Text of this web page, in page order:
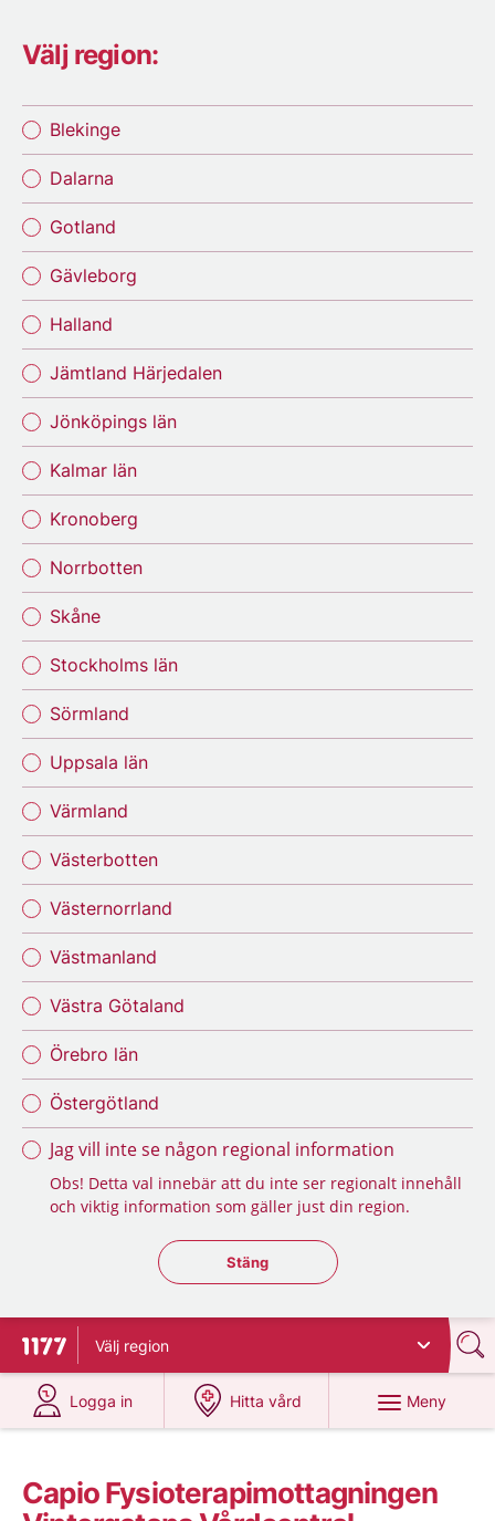
Välj region:
Blekinge
Dalarna
Gotland
Gävleborg
Halland
Jämtland Härjedalen
Jönköpings län
Kalmar län
Kronoberg
Norrbotten
Skåne
Stockholms län
Sörmland
Uppsala län
Värmland
Västerbotten
Västernorrland
Västmanland
Västra Götaland
Örebro län
Östergötland
Jag vill inte se någon regional information
Obs! Detta val innebär att du inte ser regionalt innehåll
och viktig information som gäller just din region.
Stäng regionsväljaren
Stäng
Till startsidan för 1177
Välj region
Logga in
på 1177.se
Hitta vård
på 1177.se
Meny
Capio Fysioterapimottagningen